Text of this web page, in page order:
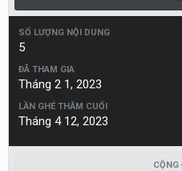
SỐ LƯỢNG NỘI DUNG
5
ĐÃ THAM GIA
Tháng 2 1, 2023
LẦN GHÉ THĂM CUỐI
Tháng 4 12, 2023
CỘNG